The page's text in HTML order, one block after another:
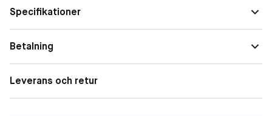
Specifikationer
Betalning
Leverans och retur